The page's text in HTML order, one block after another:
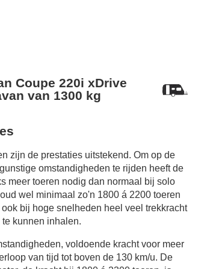
Coupe 220i xDrive
van 1300 kg
zijn de prestaties uitstekend. Om op de
omstandigheden te rijden heeft de
meer toeren nodig dan normaal bij solo
wel minimaal zo'n 1800 á 2200 toeren
bij hoge snelheden heel veel trekkracht
kunnen inhalen.
voldoende kracht voor meer
van tijd tot boven de 130 km/u. De